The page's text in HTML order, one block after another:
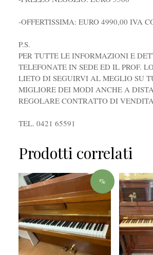
-OFFERTISSIMA: EURO 4990,00 IVA
P.S.
PER TUTTE LE INFORMAZIONI E
TELEFONATE IN SEDE ED IL PROF.
LIETO DI SEGUIRVI AL MEGLIO SU
MIGLIORE DEI MODI ANCHE A
REGOLARE CONTRATTO DI
TEL. 0421 65591
Prodotti correlati
%